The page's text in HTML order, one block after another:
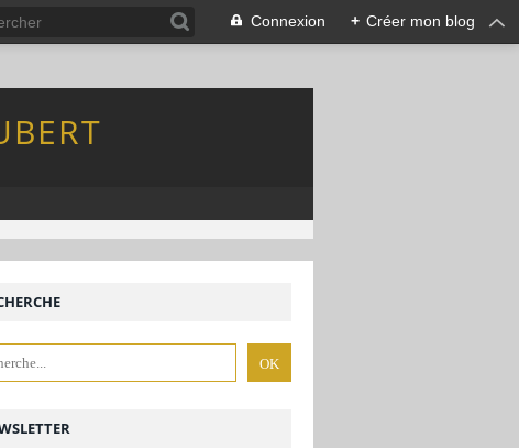
Connexion + Créer mon blog